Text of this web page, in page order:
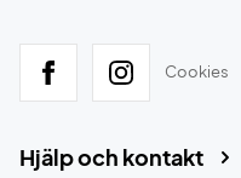
Cookies
Hjälp och kontakt